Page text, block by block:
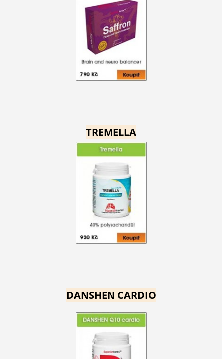
TREMELLA
DANSHEN CARDIO